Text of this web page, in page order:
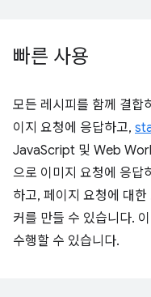
빠른 사용
모든 레시피를 함께 결합
이지 요청에 응답하고,
JavaScript 및 Web
으로 이미지 요청에 응
하고, 페이지 요청에 대
커를 만들 수 있습니다.
수행할 수 있습니다.